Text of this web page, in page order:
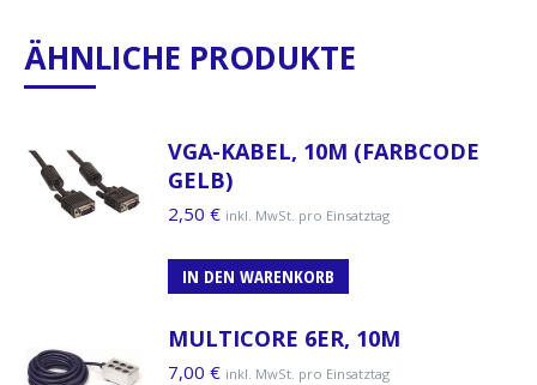
ÄHNLICHE PRODUKTE
VGA-KABEL, 10M (FARBCODE
GELB)
2,50 € inkl. MwSt. pro Einsatztag
IN DEN WARENKORB
MULTICORE 6ER, 10M
7,00 € inkl. MwSt. pro Einsatztag